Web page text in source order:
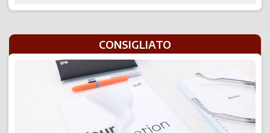
CONSIGLIATO